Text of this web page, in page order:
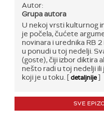
Autor:
Grupa autora
U nekoj vrsti kulturnog
je počela, čućete
novinara i urednika RB
u ponudi u toj nedelji.
(goste), čiji izbor diktira
nešto radi u toj nedelji
koji je u toku. [detaljnije]
SVE